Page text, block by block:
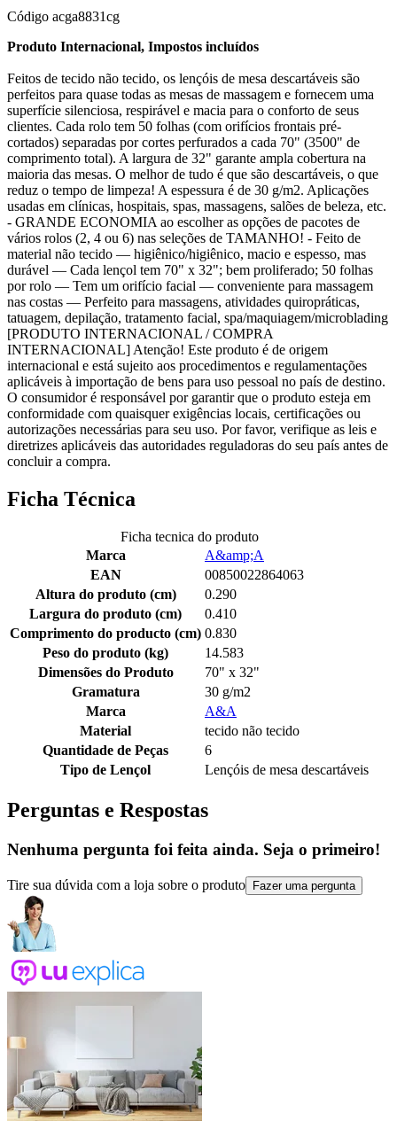
Código acga8831cg
Produto Internacional, Impostos incluídos
Feitos de tecido não tecido, os lençóis de mesa descartáveis são
perfeitos para quase todas as mesas de massagem e fornecem uma
superfície silenciosa, respirável e macia para o conforto de seus
clientes. Cada rolo tem 50 folhas (com orifícios frontais pré-
cortados) separadas por cortes perfurados a cada 70" (3500" de
comprimento total). A largura de 32" garante ampla cobertura na
maioria das mesas. O melhor de tudo é que são descartáveis, o que
reduz o tempo de limpeza! A espessura é de 30 g/m2. Aplicações
usadas em clínicas, hospitais, spas, massagens, salões de beleza, etc.
- GRANDE ECONOMIA ao escolher as opções de pacotes de
vários rolos (2, 4 ou 6) nas seleções de TAMANHO! - Feito de
material não tecido — higiênico/higiênico, macio e espesso, mas
durável — Cada lençol tem 70" x 32"; bem proliferado; 50 folhas
por rolo — Tem um orifício facial — conveniente para massagem
nas costas — Perfeito para massagens, atividades quiropráticas,
tatuagem, depilação, tratamento facial, spa/maquiagem/microblading
[PRODUTO INTERNACIONAL / COMPRA
INTERNACIONAL] Atenção! Este produto é de origem
internacional e está sujeito aos procedimentos e regulamentações
aplicáveis à importação de bens para uso pessoal no país de destino.
O consumidor é responsável por garantir que o produto esteja em
conformidade com quaisquer exigências locais, certificações ou
autorizações necessárias para seu uso. Por favor, verifique as leis e
diretrizes aplicáveis das autoridades reguladoras do seu país antes de
concluir a compra.
Ficha Técnica
Ficha tecnica do produto
Marca
A&amp;A
EAN
00850022864063
Altura do produto (cm)
0.290
Largura do produto (cm)
0.410
Comprimento do producto (cm) 0.830
Peso do produto (kg)
14.583
Dimensões do Produto
70" x 32"
Gramatura
30 g/m2
Marca
A&A
Material
tecido não tecido
Quantidade de Peças
6
Tipo de Lençol
Lençóis de mesa descartáveis
Perguntas e Respostas
Nenhuma pergunta foi feita ainda. Seja o primeiro!
Tire sua dúvida com a loja sobre o produto Fazer uma pergunta